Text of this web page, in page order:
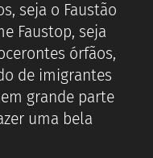
seja o Faustão
Faustop, seja
órfãos,
de imigrantes
grande parte
uma bela